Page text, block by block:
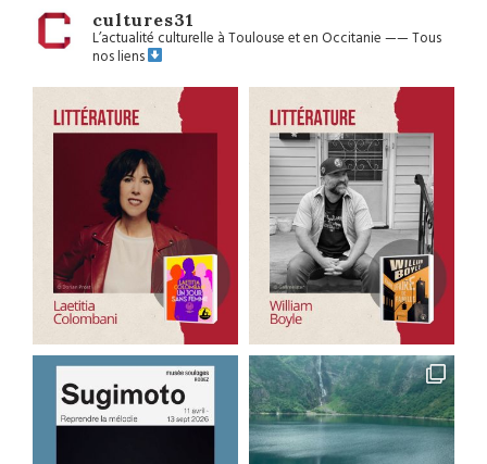
cultures31
L’actualité culturelle à Toulouse et en Occitanie——Tous
nos liens